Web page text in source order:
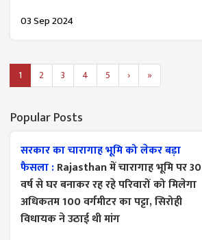
03 Sep 2024
1 2 3 4 5 › »
Popular Posts
सरकार का चारागाह भूमि को लेकर बड़ा
फैसला :Rajasthan में चारागाह भूमि पर 30
वर्ष से घर बनाकर रह रहे परिवारों को मिलेगा
अधिकतम 100 वर्गमीटर का पट्टा, सिरोही
विधायक ने उठाई थी मांग